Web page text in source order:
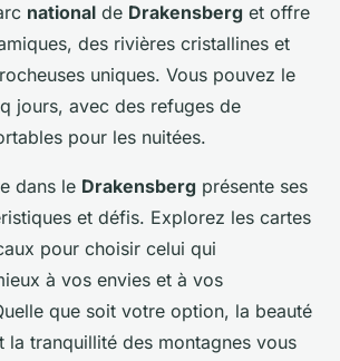
national de Drakensberg et offre
des rivières cristallines et
uniques. Vous pouvez le
jours, avec des refuges de
pour les nuitées.
dans le Drakensberg présente ses
et défis. Explorez les cartes
pour choisir celui qui
à vos envies et à vos
que soit votre option, la beauté
la tranquillité des montagnes vous